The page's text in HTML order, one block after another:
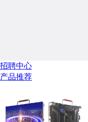
招聘中心
产品推荐